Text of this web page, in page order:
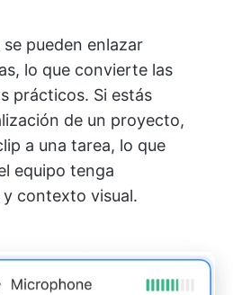
pueden enlazar
lo que convierte las
prácticos. Si estás
de un proyecto,
a una tarea, lo que
equipo tenga
contexto visual.